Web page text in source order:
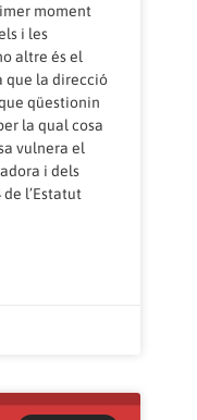
moment
i les
altre és el
que la direcció
qüestionin
la qual cosa
vulnera el
i dels
l’Estatut